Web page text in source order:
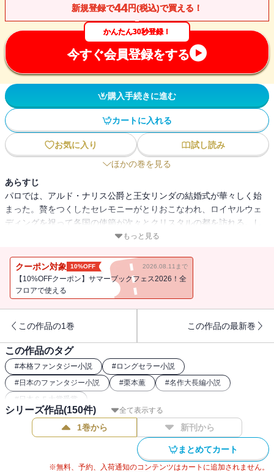
新規登録で44円(税込)で買える！
かんたん30秒登録！
今すぐ会員登録をする
購入手続きに進む
カートに入れる
お気に入り
試し読み
ほかの巻を見る
あらすじ
パロでは、アルド・ナリス公爵と王女リンダの結婚式が華々しく始
まった。贅をつくしたセレモニーがとりおこなわれ、ロイヤルウェ
ディングを祝って各国の使節が次々とクリスタルの都を訪れる。し
かし、その中には二人が期待していた、式に出席するはずのケイロ
婚に酔うパロ。しかし彼らのあずかり知らぬところで、世界はふた
たび大きく動き始めていたのだった。第38弾。（※電子書籍版には
口絵・挿絵が収録されておりません）
もっと見る
クーポン対象 10%OFF 2026.08.11まで
【10%OFFクーポン】サマーブックフェス2026！全
フロアで使える
この作品の1巻 この作品の最新巻
この作品のタグ
#本格ファンタジー小説 #ロングセラー小説
#日本のファンタジー小説 #栗本薫 #名作大長編小説
# 日本ＳＦ大賞受賞
全て表示する
シリーズ作品(150件)
1巻から 新刊から
まとめてカート
※無料、予約、入荷通知のコンテンツはカートに追加されません。